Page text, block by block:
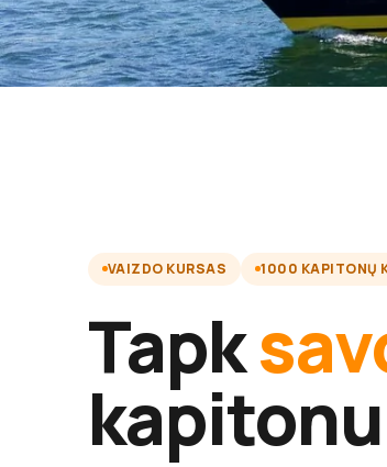
VAIZDO KURSAS 1000 KAPITONŲ
Tapk
kapitonu